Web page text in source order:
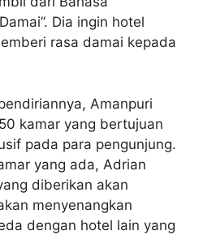
Dia ingin hotel
rasa damai kepada
Amanpuri
kamar yang bertujuan
pada para pengunjung.
yang ada, Adrian
diberikan akan
menyenangkan
dengan hotel lain yang